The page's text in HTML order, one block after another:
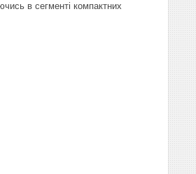
в сегменті компактних